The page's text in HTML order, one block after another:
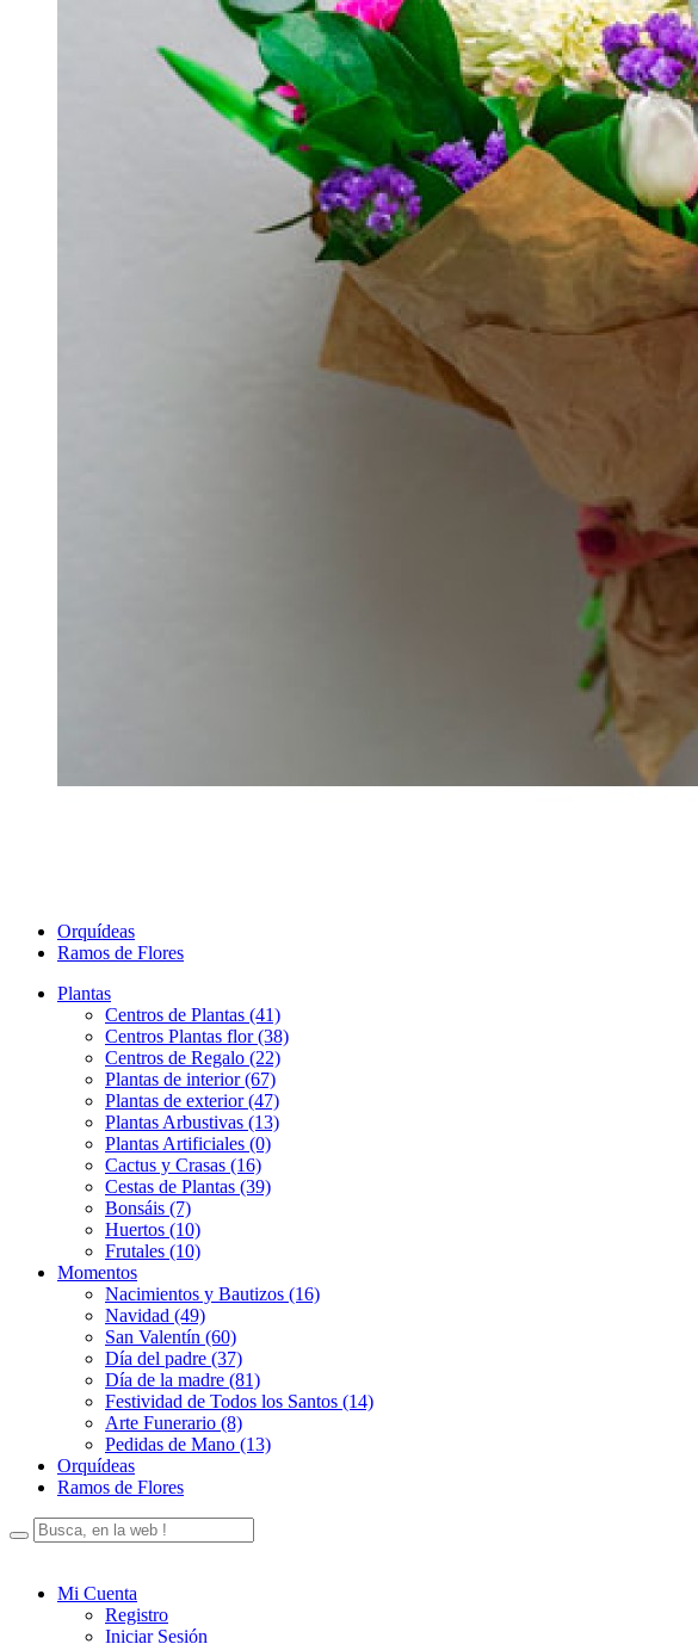
Orquídeas
Ramos de Flores
Plantas
Centros de Plantas (41)
Centros Plantas flor (38)
Centros de Regalo (22)
Plantas de interior (67)
Plantas de exterior (47)
Plantas Arbustivas (13)
Plantas Artificiales (0)
Cactus y Crasas (16)
Cestas de Plantas (39)
Bonsáis (7)
Huertos (10)
Frutales (10)
Momentos
Nacimientos y Bautizos (16)
Navidad (49)
San Valentín (60)
Día del padre (37)
Día de la madre (81)
Festividad de Todos los Santos (14)
Arte Funerario (8)
Pedidas de Mano (13)
Orquídeas
Ramos de Flores
Mi Cuenta
Registro
Iniciar Sesión